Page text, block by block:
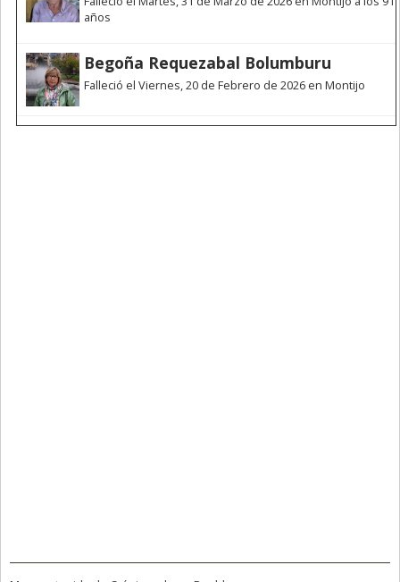
años
Begoña Requezabal Bolumburu
Falleció el Viernes, 20 de Febrero de 2026 en Montijo